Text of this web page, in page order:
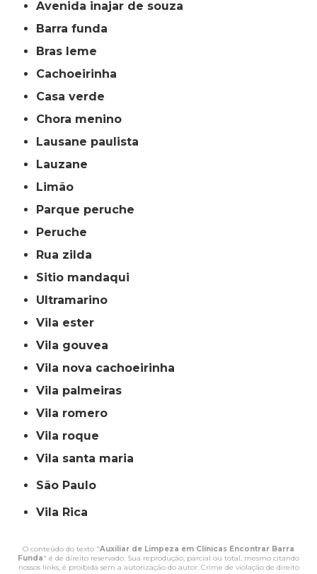
avenida inajar de souza
barra funda
bras leme
cachoeirinha
casa verde
chora menino
lausane paulista
lauzane
limão
parque peruche
peruche
rua zilda
sitio mandaqui
ultramarino
vila ester
vila gouvea
vila nova cachoeirinha
vila palmeiras
vila romero
vila roque
vila santa maria
São Paulo
Vila Rica
O conteúdo do texto "Auxiliar de Limpeza em Clínicas Encontrar Barra
Funda" é de direito reservado. Sua reprodução, parcial ou total, mesmo citando
nossos links, é proibida sem a autorização do autor. Crime de violação de direito